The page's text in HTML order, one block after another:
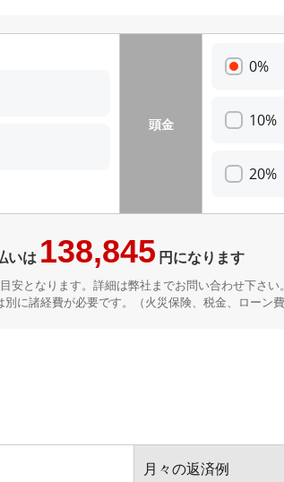
頭金
0%
10%
20%
いは 138,845 円になります
安となります。詳細は弊社までお問い合わせ下さい。
に諸経費が必要です。（火災保険、税金、ローン費
月々の返済例